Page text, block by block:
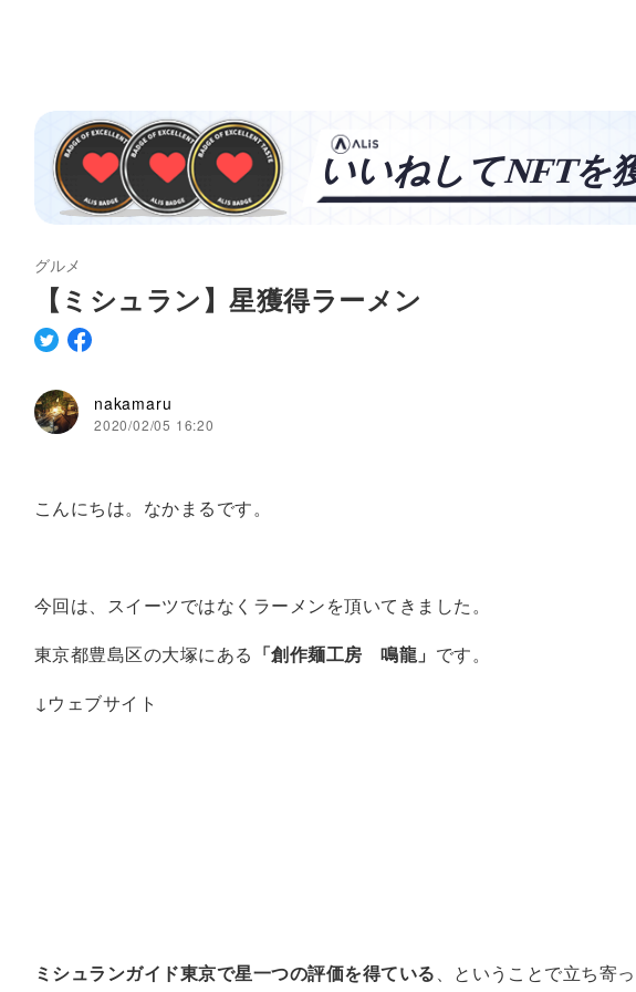
グルメ
【ミシュラン】星獲得ラーメン
nakamaru
2020/02/05 16:20
こんにちは。なかまるです。
今回は、スイーツではなくラーメンを頂いてきました。
東京都豊島区の大塚にある 「創作麺工房 鳴龍」 です。
↓ウェブサイト
ミシュランガイド東京で星一つの評価を得ている、ということで立ち寄